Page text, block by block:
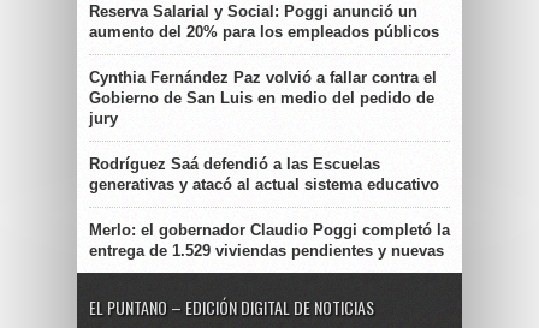
Reserva Salarial y Social: Poggi anunció un
aumento del 20% para los empleados públicos
Cynthia Fernández Paz volvió a fallar contra el
Gobierno de San Luis en medio del pedido de
jury
Rodríguez Saá defendió a las Escuelas
generativas y atacó al actual sistema educativo
Merlo: el gobernador Claudio Poggi completó la
entrega de 1.529 viviendas pendientes y nuevas
EL PUNTANO – EDICIÓN DIGITAL DE NOTICIAS